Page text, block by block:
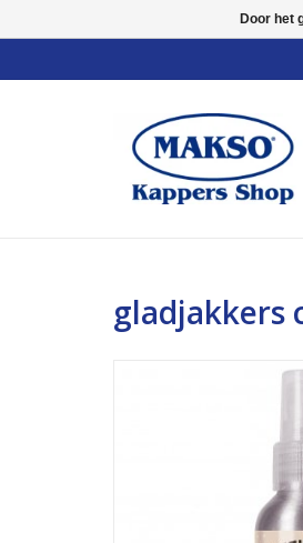
gladjakkers
Door het